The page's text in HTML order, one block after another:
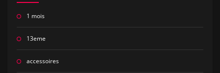
1 mois
13eme
accessoires